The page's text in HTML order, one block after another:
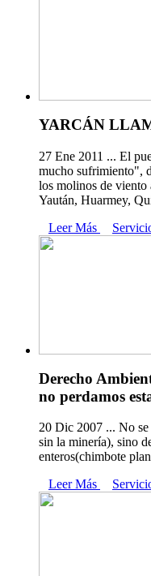
YARCÁN
27 Ene 2011 ... El
mucho sufrimiento",
los molinos de
Yaután, Huarmey,
Leer Más
Derecho
no perdamos
20 Dic 2007 ... No
sin la minería), sino
enteros(chimbote
Leer Más